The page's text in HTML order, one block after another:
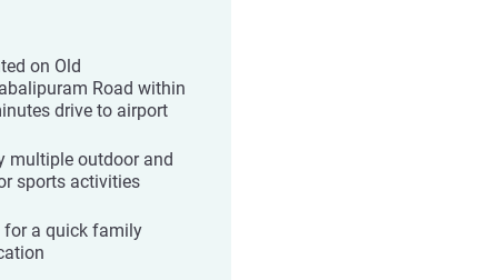
on Old
Road within
drive to airport
multiple outdoor and
sports activities
for a quick family